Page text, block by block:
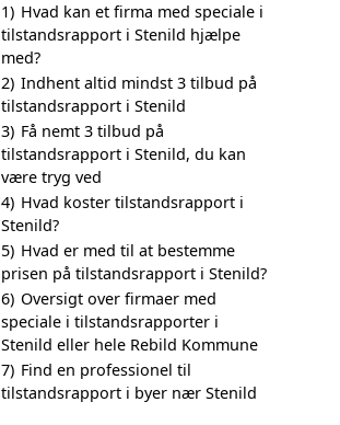
1) Hvad kan et firma med speciale i
tilstandsrapport i Stenild hjælpe
med?
2) Indhent altid mindst 3 tilbud på
tilstandsrapport i Stenild
3) Få nemt 3 tilbud på
tilstandsrapport i Stenild, du kan
være tryg ved
4) Hvad koster tilstandsrapport i
Stenild?
5) Hvad er med til at bestemme
prisen på tilstandsrapport i Stenild?
6) Oversigt over firmaer med
speciale i tilstandsrapporter i
Stenild eller hele Rebild Kommune
7) Find en professionel til
tilstandsrapport i byer nær Stenild